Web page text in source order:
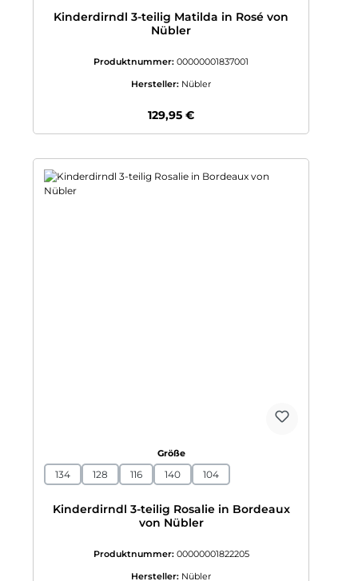
Kinderdirndl 3-teilig Matilda in Rosé von
Nübler
Produktnummer: 00000001837001
Hersteller: Nübler
Regulärer Preis:
129,95 €
Größeauswählen
134 128 116 140 104
Kinderdirndl 3-teilig Rosalie in Bordeaux
von Nübler
Produktnummer: 00000001822205
Hersteller: Nübler